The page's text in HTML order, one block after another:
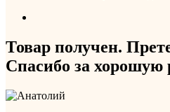
Товар получен.
Спасибо за хорошую